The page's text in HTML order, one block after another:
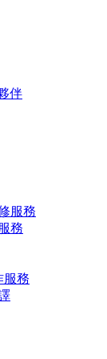
伴
服務
務
服務